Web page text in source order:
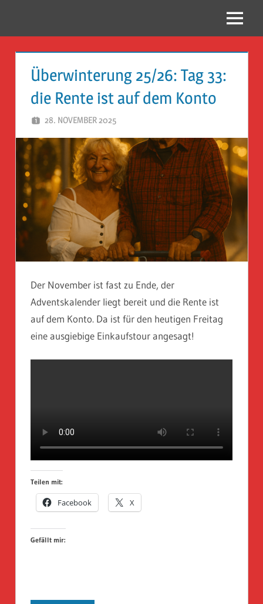
Guckloch
Herr
Geheimrat
auf
Reisen
Menü
Überwinterung 25/26: Tag 33:
die Rente ist auf dem Konto
28. NOVEMBER 2025
Der November ist fast zu Ende, der
Adventskalender liegt bereit und die Rente ist
auf dem Konto. Da ist für den heutigen Freitag
eine ausgiebige Einkaufstour angesagt!
Teilen mit:
Facebook X
Gefällt mir: